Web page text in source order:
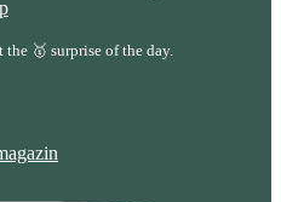
the 🥇 surprise of the day.